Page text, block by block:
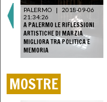
PALERMO |
2018-09-06
21:34:26
A PALERMO LE RIFLESSIONI
ARTISTICHE DI MARZIA
MIGLIORA TRA POLITICA E
MEMORIA
MOSTRE